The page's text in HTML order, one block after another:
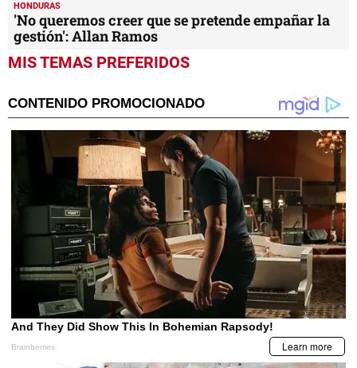
HONDURAS
'No queremos creer que se pretende empañar la
gestión': Allan Ramos
MIS TEMAS PREFERIDOS